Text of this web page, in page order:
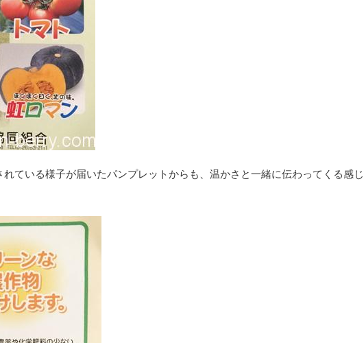
ている様子が届いたパンプレットからも、温かさと一緒に伝わってくる感じ